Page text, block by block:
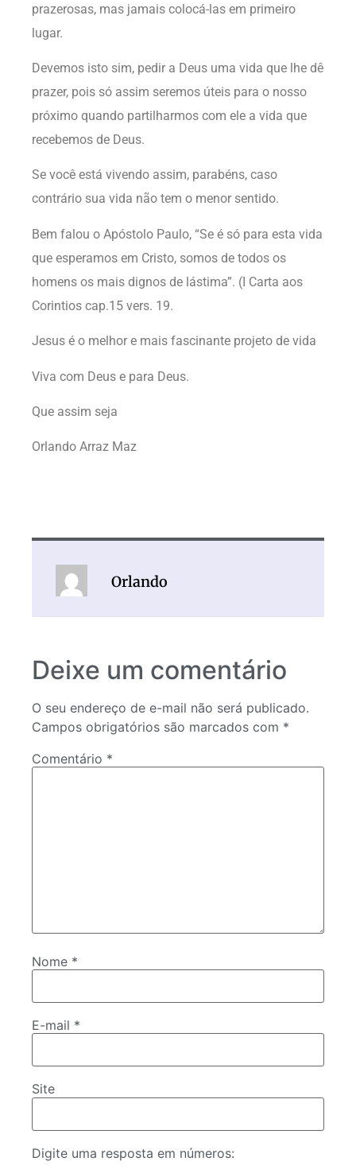
prazerosas, mas jamais colocá-las em primeiro
lugar.
Devemos isto sim, pedir a Deus uma vida que lhe dê
prazer, pois só assim seremos úteis para o nosso
próximo quando partilharmos com ele a vida que
recebemos de Deus.
Se você está vivendo assim, parabéns, caso
contrário sua vida não tem o menor sentido.
Bem falou o Apóstolo Paulo, “Se é só para esta vida
que esperamos em Cristo, somos de todos os
homens os mais dignos de lástima”. (I Carta aos
Corintios cap.15 vers. 19.
Jesus é o melhor e mais fascinante projeto de vida
Viva com Deus e para Deus.
Que assim seja
Orlando Arraz Maz
Orlando
Deixe um comentário
O seu endereço de e-mail não será publicado.
Campos obrigatórios são marcados com *
Comentário *
Nome *
E-mail *
Site
Digite uma resposta em números: